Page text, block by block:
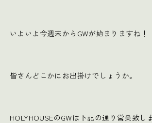
いよいよ今週末からGWが始まりますね！
皆さんどこかにお出掛けでしょうか。
HOLYHOUSEのGWは下記の通り営業致し